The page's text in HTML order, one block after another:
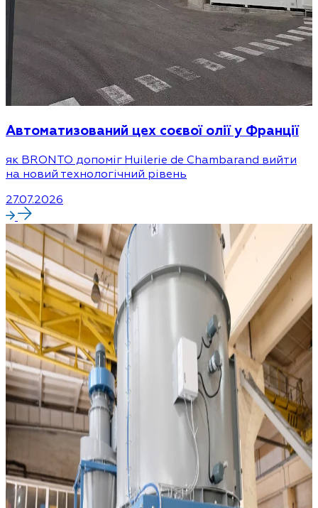
Автоматизований цех соєвої олії у Франції
як BRONTO допоміг Huilerie de Chambarand вийти
на новий технологічний рівень
27.07.2026